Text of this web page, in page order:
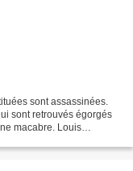
sont assassinées.
sont retrouvés égorgés
macabre. Louis